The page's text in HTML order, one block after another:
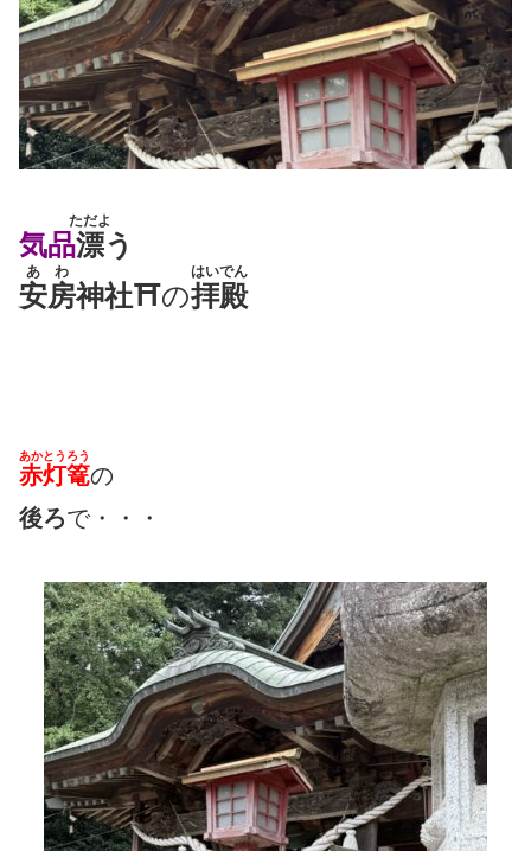
気品漂
ただよ
う
安房
あわ
神社⛩の拝殿
はいでん
赤
あか
灯篭
とうろう
の
後ろで・・・